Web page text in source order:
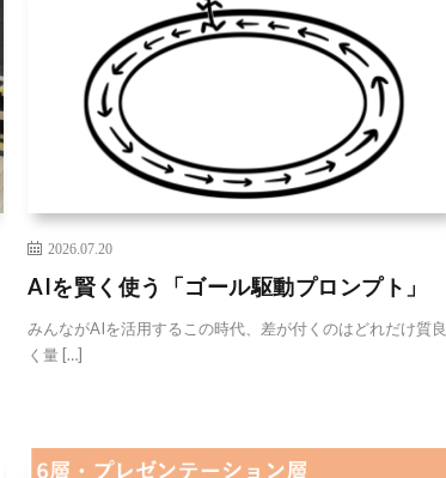
2026.07.20
AIを賢く使う「ゴール駆動プロンプト」
みんながAIを活用するこの時代、差が付くのはどれだけ質良
く量 […]